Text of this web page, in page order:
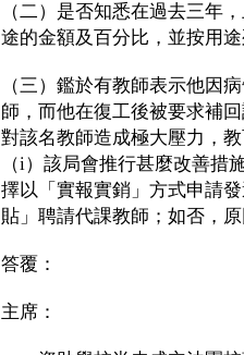
（二）是否知悉在過去三年
途的金額及百分比，並按用
（三）鑑於有教師表示他因
師，而他在復工後被要求補
對該名教師造成極大壓力，
（i）該局會推行甚麼改善措
擇以「實報實銷」方式申請
貼」聘請代課教師；如否，
答覆：
主席：